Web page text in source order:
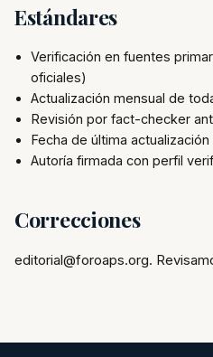
Estándares
Verificación en fuentes
oficiales)
Actualización mensual de
Revisión por fact-checker
Fecha de última
Autoría firmada con perfil
Correcciones
editorial@foroaps.org.